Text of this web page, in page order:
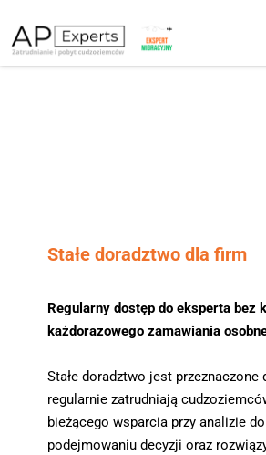
Stałe doradztwo dla firm
Regularny dostęp do eksperta bez
każdorazowego zamawiania
Stałe doradztwo jest przeznaczone
regularnie zatrudniają
bieżącego wsparcia przy analizie
podejmowaniu decyzji oraz